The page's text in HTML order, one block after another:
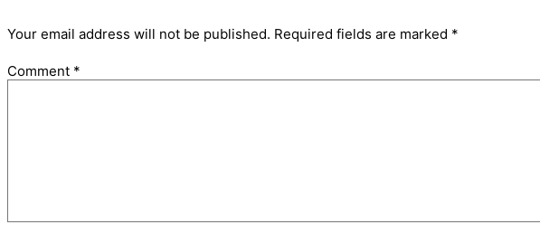
Your email address will not be published. Required fields are marked *
Comment *